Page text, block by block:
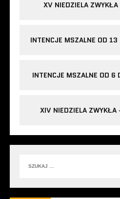
XV NIEDZIELA
INTENCJE MSZALNE OD
INTENCJE MSZALNE OD
XIV NIEDZIELA